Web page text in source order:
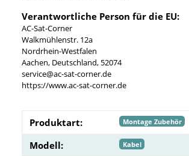
Verantwortliche Person für die EU:
AC-Sat-Corner
Walkmühlenstr. 12a
Nordrhein-Westfalen
Aachen, Deutschland, 52074
service@ac-sat-corner.de
https://www.ac-sat-corner.de
Produktart: Montage Zubehör
Modell: Kabel